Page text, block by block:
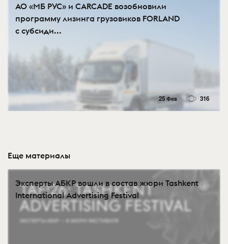
АО «МБ РУС» и CARCADE возобновили
программу лизинга грузовиков FORLAND
с субсиди...
25 Фев 316
Еще материалы
Эксперты АБКР вошли в состав жюри Tashkent
International Advertising Festival